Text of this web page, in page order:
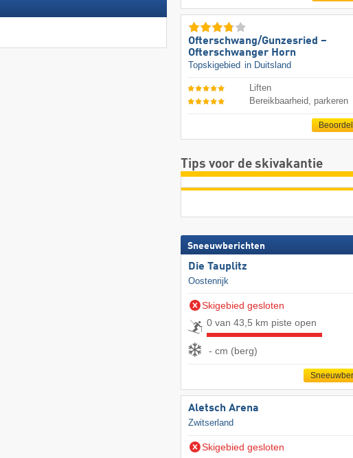
Ofterschwang/​Gunzesried –
Ofterschwanger Horn
Topskigebied in Duitsland
Liften
Bereikbaarheid, parkeren
Tips voor de skivakantie
Sneeuwberichten
Die Tauplitz
Oostenrijk
Skigebied gesloten
0 van 43,5 km piste open
- cm (berg)
Aletsch Arena
Zwitserland
Skigebied gesloten